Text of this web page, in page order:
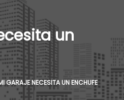
un
GARAJE NECESITA UN ENCHUFE